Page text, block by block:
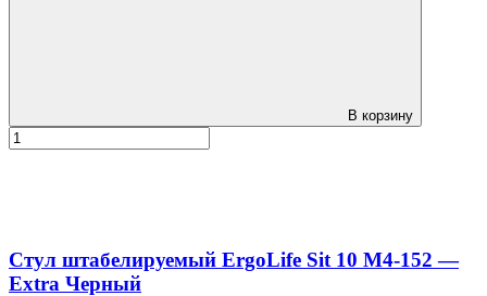
В корзину
Стул штабелируемый ErgoLife Sit 10 M4-152 —
Extra Черный